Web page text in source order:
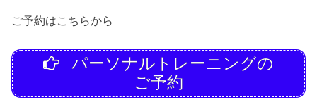
ご予約はこちらから
パーソナルトレーニングの
ご予約